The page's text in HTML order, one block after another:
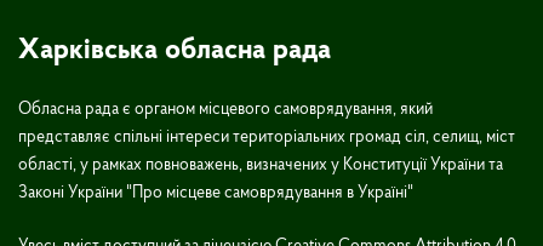
Харківська обласна рада
Обласна рада є органом місцевого самоврядування, який
представляє спільні інтереси територіальних громад сіл, селищ, міст
області, у рамках повноважень, визначених у Конституції України та
Законі України "Про місцеве самоврядування в Україні"